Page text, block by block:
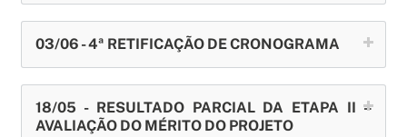
03/06 - 4ª RETIFICAÇÃO DE CRONOGRAMA
18/05 - RESULTADO PARCIAL DA ETAPA II –
AVALIAÇÃO DO MÉRITO DO PROJETO